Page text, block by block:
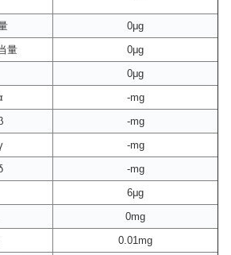
0μg
量
0μg
0μg
-mg
-mg
-mg
-mg
6μg
0mg
0.01mg